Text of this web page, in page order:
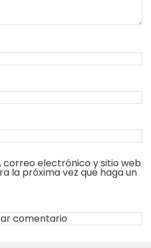
correo electrónico y sitio web
la próxima vez que haga un